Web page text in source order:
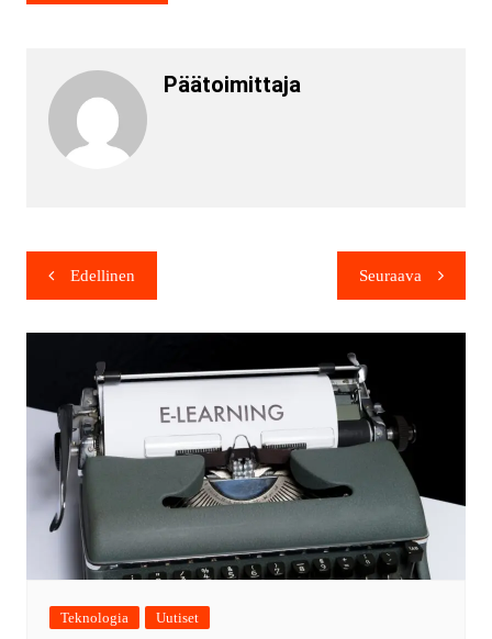
Päätoimittaja
Edellinen Seuraava
Teknologia Uutiset